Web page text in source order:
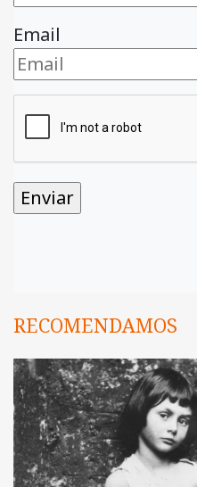
Email
RECOMENDAMOS